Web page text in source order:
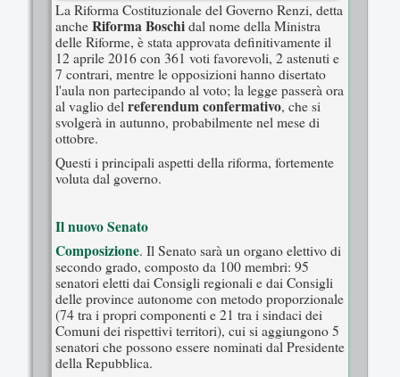
La Riforma Costituzionale del Governo Renzi, detta
anche Riforma Boschi dal nome della Ministra
delle Riforme, è stata approvata definitivamente il
12 aprile 2016 con 361 voti favorevoli, 2 astenuti e
7 contrari, mentre le opposizioni hanno disertato
l'aula non partecipando al voto; la legge passerà ora
al vaglio del referendum confermativo, che si
svolgerà in autunno, probabilmente nel mese di
ottobre.
Questi i principali aspetti della riforma, fortemente
voluta dal governo.
Il nuovo Senato
Composizione. Il Senato sarà un organo elettivo di
secondo grado, composto da 100 membri: 95
senatori eletti dai Consigli regionali e dai Consigli
delle province autonome con metodo proporzionale
(74 tra i propri componenti e 21 tra i sindaci dei
Comuni dei rispettivi territori), cui si aggiungono 5
senatori che possono essere nominati dal Presidente
della Repubblica.